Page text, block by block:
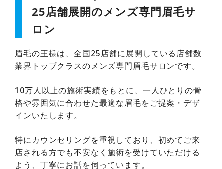
25店舗展開のメンズ専門眉毛サ
ロン
眉毛の王様は、全国25店舗に展開している店舗数
業界トップクラスのメンズ専門眉毛サロンです。
10万人以上の施術実績をもとに、一人ひとりの骨
格や雰囲気に合わせた最適な眉毛をご提案・デザ
インいたします。
特にカウンセリングを重視しており、初めてご来
店される方でも不安なく施術を受けていただける
よう、丁寧にお話を伺っています。